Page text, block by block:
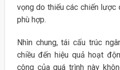
vọng do thiếu các chiến
phù hợp.
Nhìn chung, tái cấu trúc
chiều đến hiệu quả hoạt
công của quá trình này